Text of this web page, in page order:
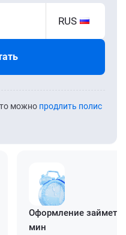
RUS
то можно продлить полис
Оформление займет
мин